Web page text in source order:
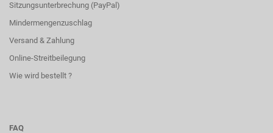
Sitzungsunterbrechung (PayPal)
Mindermengenzuschlag
Versand & Zahlung
Online-Streitbeilegung
Wie wird bestellt ?
FAQ